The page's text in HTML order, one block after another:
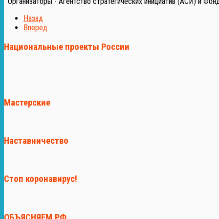
Назад
Вперед
Национальные проекты России
Мастерские
Наставничество
Стоп коронавирус!